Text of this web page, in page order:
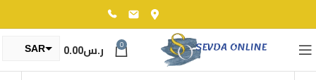
0 ر.س0.00
SAR
TRY